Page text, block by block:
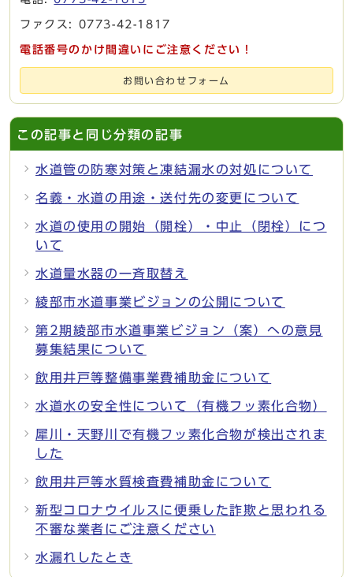
ファクス: 0773-42-1817
電話番号のかけ間違いにご注意ください！
お問い合わせフォーム
この記事と同じ分類の記事
水道管の防寒対策と凍結漏水の対処について
名義・水道の用途・送付先の変更について
水道の使用の開始（開栓）・中止（閉栓）につ
いて
水道量水器の一斉取替え
綾部市水道事業ビジョンの公開について
第2期綾部市水道事業ビジョン（案）への意見
募集結果について
飲用井戸等整備事業費補助金について
水道水の安全性について（有機フッ素化合物）
犀川・天野川で有機フッ素化合物が検出されま
した
飲用井戸等水質検査費補助金について
新型コロナウイルスに便乗した詐欺と思われる
不審な業者にご注意ください
水漏れしたとき